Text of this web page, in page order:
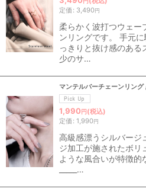
定価 : 3,490円
柔らかく波打つウェー
ンリングです。 手元
っきりと抜け感のある
少のサ…
マンテルバーチェーンリング
1,990円(税込)
定価 : 1,990円
高級感漂うシルバージ
ジ加工が施されたボリ
ような風合いが特徴的
_____…